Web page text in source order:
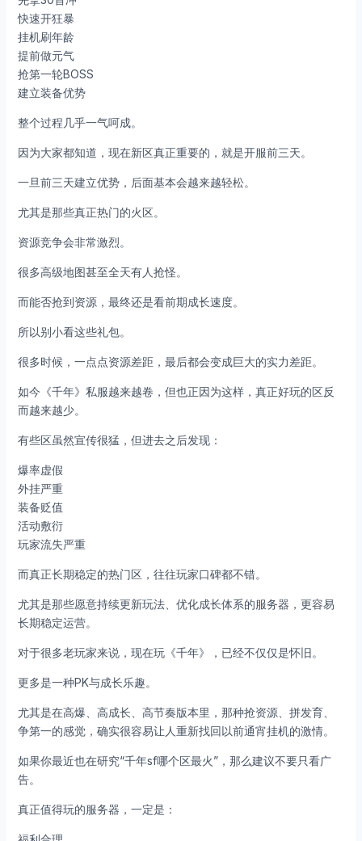
快速开狂暴
挂机刷年龄
提前做元气
抢第一轮BOSS
建立装备优势
整个过程几乎一气呵成。
因为大家都知道，现在新区真正重要的，就是开服前三天。
一旦前三天建立优势，后面基本会越来越轻松。
尤其是那些真正热门的火区。
资源竞争会非常激烈。
很多高级地图甚至全天有人抢怪。
而能否抢到资源，最终还是看前期成长速度。
所以别小看这些礼包。
很多时候，一点点资源差距，最后都会变成巨大的实力差距。
如今《千年》私服越来越卷，但也正因为这样，真正好玩的区反
而越来越少。
有些区虽然宣传很猛，但进去之后发现：
爆率虚假
外挂严重
装备贬值
活动敷衍
玩家流失严重
而真正长期稳定的热门区，往往玩家口碑都不错。
尤其是那些愿意持续更新玩法、优化成长体系的服务器，更容易
长期稳定运营。
对于很多老玩家来说，现在玩《千年》，已经不仅仅是怀旧。
更多是一种PK与成长乐趣。
尤其是在高爆、高成长、高节奏版本里，那种抢资源、拼发育、
争第一的感觉，确实很容易让人重新找回以前通宵挂机的激情。
如果你最近也在研究“千年sf哪个区最火”，那么建议不要只看广
告。
真正值得玩的服务器，一定是：